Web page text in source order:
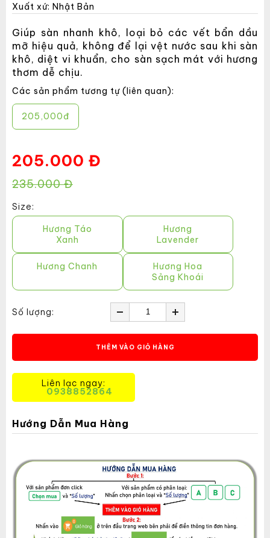
Xuất xứ: Nhật Bản
Giúp sàn nhanh khô, loại bỏ các vết bẩn dầu
mỡ hiệu quả, không để lại vệt nước sau khi sàn
khô, diệt vi khuẩn, cho sàn sạch mát với hương
thơm dễ chịu.
Các sản phẩm tương tự (liên quan):
205,000đ
205.000 Đ
235.000 Đ
Size:
Hương Táo
Xanh
Hương
Lavender
Hương Chanh
Hương Hoa
Sảng Khoái
Số lượng:
THÊM VÀO GIỎ HÀNG
Liên lạc ngay:
0938852864
Hướng Dẫn Mua Hàng